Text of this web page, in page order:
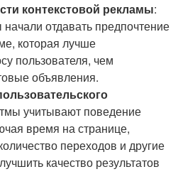
контекстовой рекламы:
отдавать предпочтение
которая лучше
пользователя, чем
объявления.
учитывают поведение
время на странице,
переходов и другие
качество результатов